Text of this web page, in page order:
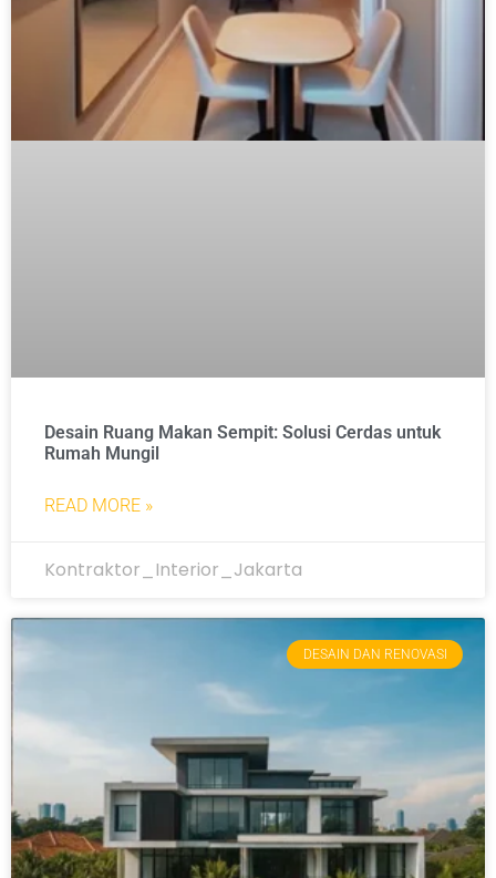
Desain Ruang Makan Sempit: Solusi Cerdas untuk
Rumah Mungil
READ MORE »
Kontraktor_Interior_Jakarta
DESAIN DAN RENOVASI